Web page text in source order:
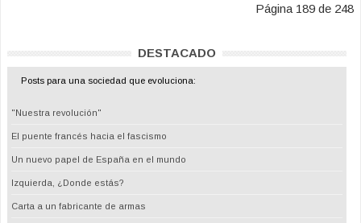
Página 189 de 248
DESTACADO
Posts para una sociedad que evoluciona:
"Nuestra revolución"
El puente francés hacia el fascismo
Un nuevo papel de España en el mundo
Izquierda, ¿Donde estás?
Carta a un fabricante de armas